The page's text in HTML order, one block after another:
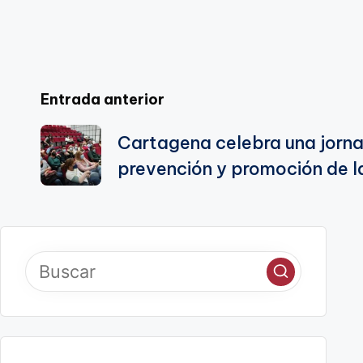
Navegación
de
entradas
Entrada anterior
Cartagena celebra una
prevención y promoción de